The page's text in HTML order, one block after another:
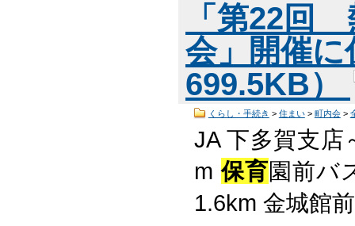
「第22回
会」開催
699.5KB）
くらし・手続き > 住まい> 町内会>
JA 下多賀支店
m保育園前バ
1.6km 金城館